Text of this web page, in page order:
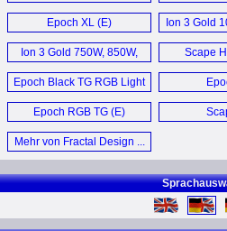
Epoch XL (E) Ion 3 Gold
Ion 3 Gold 750W, 850W,
1000W Netzteil (D)
Scape
Epoch Black TG RGB Light
Tint Case (E)
Epoch RGB TG (E)
Mehr von Fractal Design ...